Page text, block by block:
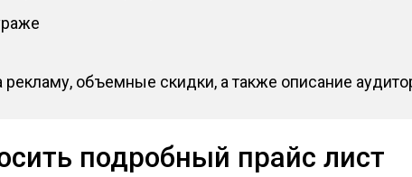
рекламу, объемные скидки, а также описание
подробный прайс лист